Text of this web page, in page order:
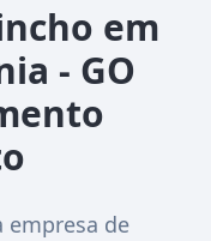
em
- GO
empresa de